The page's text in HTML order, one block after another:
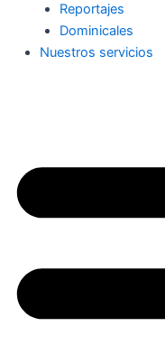
Reportajes
Dominicales
Nuestros servicios